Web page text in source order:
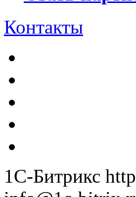
Контакты
1С-Битрикс